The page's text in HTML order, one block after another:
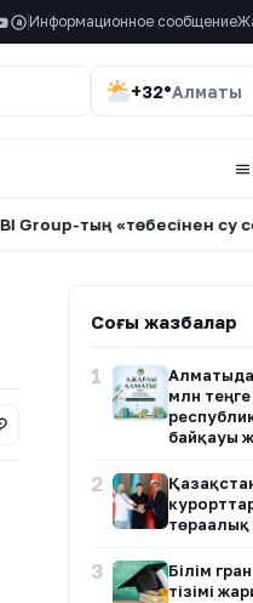
a Информационное сообщение
+32°Алматы
«төбесінен су
Соңғы жазбалар
1
млн
байқауы
2
төрағалық
3
Білім
тізімі